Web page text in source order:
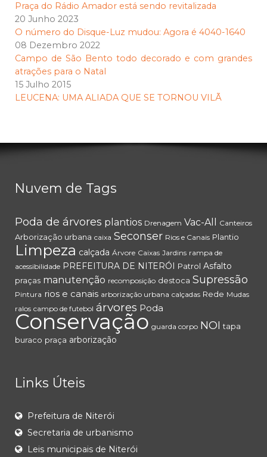
Praça do Rádio Amador está sendo revitalizada
20 Junho 2023
O número do Disque-Luz mudou: Agora é 4040-1640
08 Dezembro 2022
Campo de São Bento todo decorado e com grandes
atrações para o Natal
15 Julho 2015
LEUCENA: UMA ALIADA QUE SE TORNOU VILÃ
Nuvem de Tags
Poda de árvores plantios Drenagem Vac-All Canteiros
Arborização urbana caixa Seconser Rios e Canais Plantio
Limpeza calçada Árvore Caixas Jardins rampa de
acessibilidade PREFEITURA DE NITERÓI Patrol Asfalto
praças manutenção recomposição destoca Supressão
Pintura rios e canais arborização urbana calçadas Rede Mudas
ralos campo de futebol árvores Poda
Conservação guarda corpo NOI tapa
buraco praça arborização
Links Úteis
Prefeitura de Niterói
Secretaria de urbanismo
Leis municipais de Niterói